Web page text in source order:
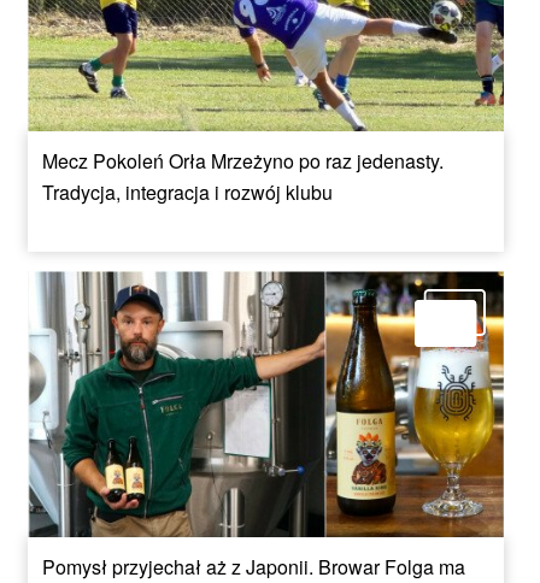
Mecz Pokoleń Orła Mrzeżyno po raz jedenasty.
Tradycja, integracja i rozwój klubu
Pomysł przyjechał aż z Japonii. Browar Folga ma